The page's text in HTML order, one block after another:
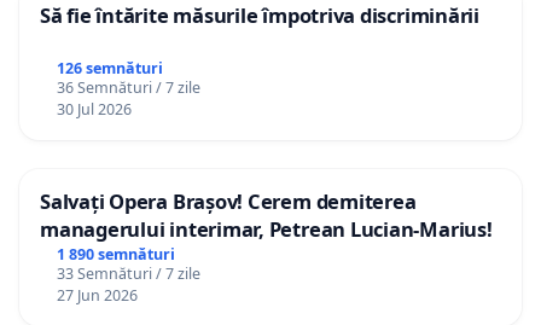
Să fie întărite măsurile împotriva discriminării
126 semnături
36 Semnături / 7 zile
30 Jul 2026
Salvați Opera Brașov! Cerem demiterea
managerului interimar, Petrean Lucian-Marius!
1 890 semnături
33 Semnături / 7 zile
27 Jun 2026